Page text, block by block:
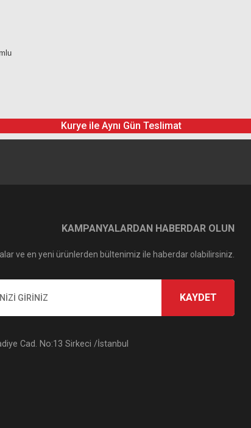
Kurye ile Aynı Gün Teslimat
KAMPANYALARDAN HABERDAR OLUN
ve en yeni ürünlerden bültenimiz ile haberdar olabilirsiniz.
KAYDET
Cad. No:13 Sirkeci /İstanbul